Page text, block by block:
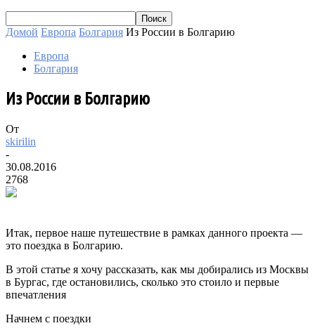
Домой Европа Болгария Из России в Болгарию
Европа
Болгария
Из России в Болгарию
От
skirilin
-
30.08.2016
2768
Итак, первое наше путешествие в рамках данного проекта —
это поездка в Болгарию.
В этой статье я хочу рассказать, как мы добирались из Москвы
в Бургас, где остановились, сколько это стоило и первые
впечатления
Начнем с поездки